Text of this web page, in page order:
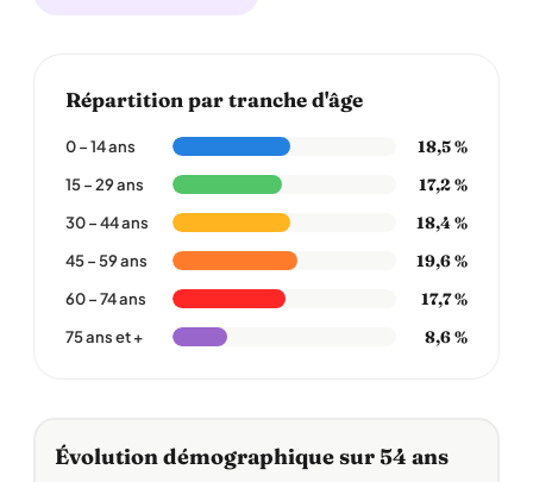
Répartition par tranche d'âge
0 – 14 ans 18,5 %
15 – 29 ans 17,2 %
30 – 44 ans 18,4 %
45 – 59 ans 19,6 %
60 – 74 ans 17,7 %
75 ans et + 8,6 %
Évolution démographique sur 54 ans